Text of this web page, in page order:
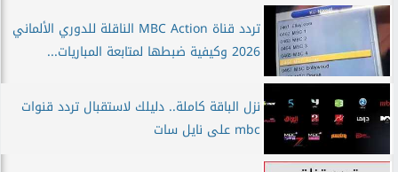
تردد قناة MBC Action الناقلة للدوري الألماني
2026 وكيفية ضبطها لمتابعة المباريات...
نزل الباقة كاملة.. دليلك لاستقبال تردد قنوات
mbc على نايل سات